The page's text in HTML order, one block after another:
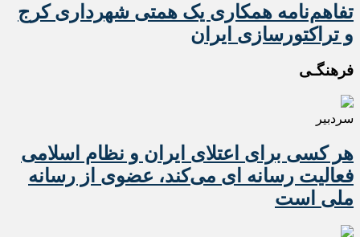
تفاهم‌نامه همکاری یک همتی شهرداری کرج
و تراکتورسازی ایران
فرهنگـی
سردبیر
هر کسی برای اعتلای ایران و نظام اسلامی
فعالیت رسانه ای می‌کند، عضوی از رسانه
ملی است